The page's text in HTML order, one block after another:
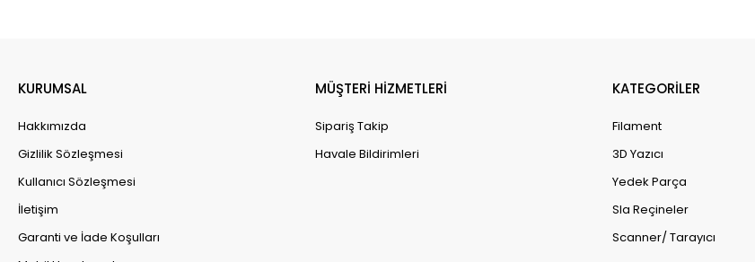
KURUMSAL
Hakkımızda
Gizlilik Sözleşmesi
Kullanıcı Sözleşmesi
İletişim
Garanti ve İade Koşulları
MÜŞTERİ HİZMETLERİ
Sipariş Takip
Havale Bildirimleri
KATEGORİLER
Filament
3D Yazıcı
Yedek Parça
Sla Reçineler
Scanner/ Tarayıcı